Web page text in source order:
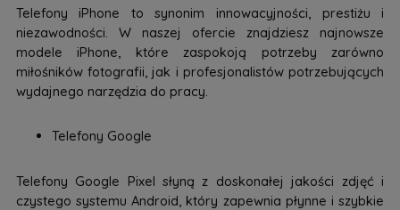
Telefony iPhone to synonim innowacyjności, prestiżu i
niezawodności. W naszej ofercie znajdziesz najnowsze
modele iPhone, które zaspokoją potrzeby zarówno
miłośników fotografii, jak i profesjonalistów potrzebujących
wydajnego narzędzia do pracy.
Telefony Google
Telefony Google Pixel słyną z doskonałej jakości zdjęć i
czystego systemu Android, który zapewnia płynne i szybkie